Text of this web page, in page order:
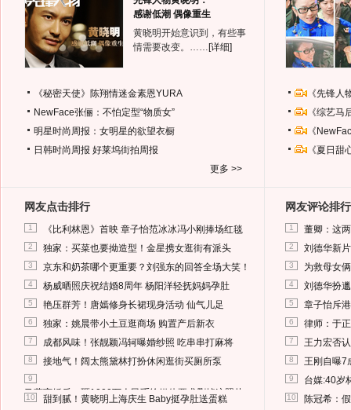
感谢低潮 偶像重生
黄晓明开始意识到，有些事
情需要改变。…… [详细]
《秘密天使》陈翔情迷金素恩YURA
NewFace张俪：不怕定型“物质女”
明星时尚周报：女明星的欲望衣橱
日韩时尚周报 好莱坞街拍周报
更多 >>
《先锋
《综艺
《
《夏日
网友点击排行
1 《比利林恩》首映 章子怡范冰冰冯小刚捧场红毯
2 独家：买菜也要拗造型！金星携女逛街有派头
3 京东和奶茶哪个更重要？刘强东的回答全场大笑！
4 杨威晒照庆祝结婚8周年 杨阳洋轻抚妈妈孕肚
5 艳压群芳！唐嫣修身长裙现身活动 仙气儿足
6 独家：姚晨带小土豆逛商场 购置产后新衣
7 成都风味！张靓颖冯轲曝婚纱照 吃串串打麻将
8 接地气！阔太熊黛林打扮休闲逛街买厕所泵
9
马蓉离婚后，砸1000万人民币给媒体要求删掉这照片
10 甜到腻！黄晓明上海庆生 Baby挺孕肚送蛋糕
网友评论排行
1 董卿：这
2 刘德华新
3 为救母女
4 刘德华扮
5 章子怡斥
6 律师：于
7 王力宏否
8 王刚自曝7
9 台媒:40岁
10 陈冠希：